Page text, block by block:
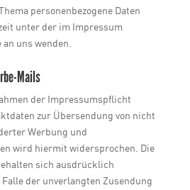
personenbezogene Daten
unter der im Impressum
uns wenden.
Mails
der Impressumspflicht
zur Übersendung von nicht
Werbung und
wird hiermit widersprochen. Die
sich ausdrücklich
der unverlangten Zusendung